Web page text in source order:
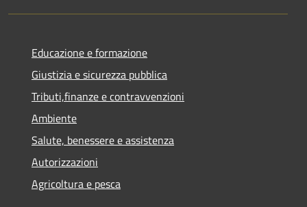
Educazione e formazione
Giustizia e sicurezza pubblica
Tributi,finanze e contravvenzioni
Ambiente
Salute, benessere e assistenza
Autorizzazioni
Agricoltura e pesca